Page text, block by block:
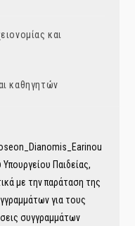
και
καθηγητών
Παιδείας,
με την παράταση της
για τους
συγγραμμάτων